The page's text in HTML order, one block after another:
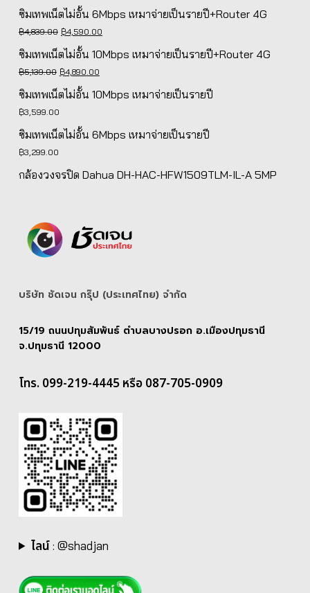
ซิมเทพเน็ตไม่อั้น 6Mbps เหมาจ่ายเป็นรายปี+Router 4G
฿4,839.00 Original
price
฿4,839.00.
฿4,590.00Current
ซิมเทพเน็ตไม่อั้น 10Mbps เหมาจ่ายเป็นรายปี+Router 4G
฿5,139.00 Original
price
฿4,890.00Current
ซิมเทพเน็ตไม่อั้น 10Mbps เหมาจ่ายเป็นรายปี
฿3,599.00
ซิมเทพเน็ตไม่อั้น 6Mbps เหมาจ่ายเป็นรายปี
฿3,299.00
กล้องวงจรปิด Dahua DH-HAC-HFW1509TLM-IL-A 5MP
บริษัท ชัดเจน กรุ๊ป (ประเทศไทย) จํากัด
15/19 ถนนปทุมสัมพันธ์ ตำบลบางปรอก อ.เมืองปทุมธานี
จ.ปทุมธานี 12000
โทร. 099-219-4445 หรือ 087-705-0909
ไลน์: @shadjan